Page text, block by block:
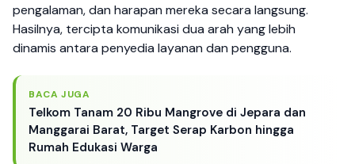
pengalaman, dan harapan mereka secara langsung.
Hasilnya, tercipta komunikasi dua arah yang lebih
dinamis antara penyedia layanan dan pengguna.
BACA JUGA
Telkom Tanam 20 Ribu Mangrove di Jepara dan
Manggarai Barat, Target Serap Karbon hingga
Rumah Edukasi Warga